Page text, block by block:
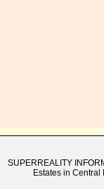
SUPERREALITY
Estates in